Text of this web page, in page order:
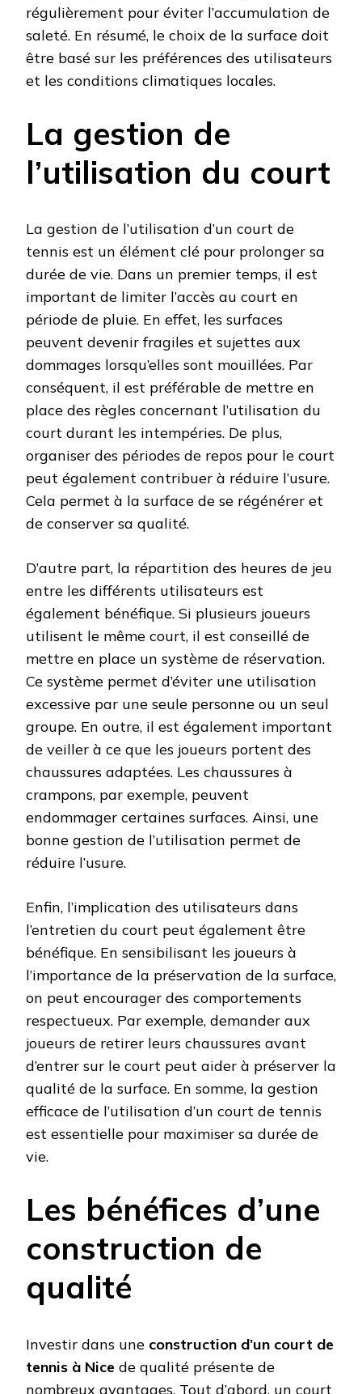
régulièrement pour éviter l’accumulation de
saleté. En résumé, le choix de la surface doit
être basé sur les préférences des utilisateurs
et les conditions climatiques locales.
La gestion de
l’utilisation du court
La gestion de l’utilisation d’un court de
tennis est un élément clé pour prolonger sa
durée de vie. Dans un premier temps, il est
important de limiter l’accès au court en
période de pluie. En effet, les surfaces
peuvent devenir fragiles et sujettes aux
dommages lorsqu’elles sont mouillées. Par
conséquent, il est préférable de mettre en
place des règles concernant l’utilisation du
court durant les intempéries. De plus,
organiser des périodes de repos pour le court
peut également contribuer à réduire l’usure.
Cela permet à la surface de se régénérer et
de conserver sa qualité.
D’autre part, la répartition des heures de jeu
entre les différents utilisateurs est
également bénéfique. Si plusieurs joueurs
utilisent le même court, il est conseillé de
mettre en place un système de réservation.
Ce système permet d’éviter une utilisation
excessive par une seule personne ou un seul
groupe. En outre, il est également important
de veiller à ce que les joueurs portent des
chaussures adaptées. Les chaussures à
crampons, par exemple, peuvent
endommager certaines surfaces. Ainsi, une
bonne gestion de l’utilisation permet de
réduire l’usure.
Enfin, l’implication des utilisateurs dans
l’entretien du court peut également être
bénéfique. En sensibilisant les joueurs à
l’importance de la préservation de la surface,
on peut encourager des comportements
respectueux. Par exemple, demander aux
joueurs de retirer leurs chaussures avant
d’entrer sur le court peut aider à préserver la
qualité de la surface. En somme, la gestion
efficace de l’utilisation d’un court de tennis
est essentielle pour maximiser sa durée de
vie.
Les bénéfices d’une
construction de
qualité
Investir dans une construction d’un court de
tennis à Nice de qualité présente de
nombreux avantages. Tout d’abord, un court